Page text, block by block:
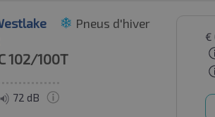
Pneus d'hiver
102/100T
72 dB
€